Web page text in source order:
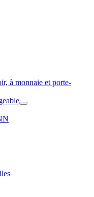
à monnaie et porte-